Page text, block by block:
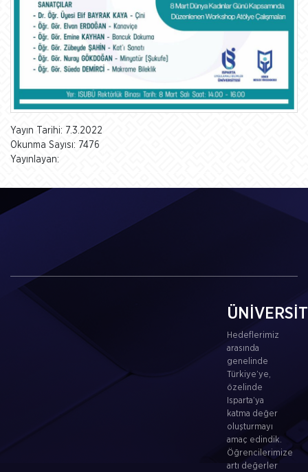
Yayın Tarihi: 7.3.2022
Okunma Sayısı: 7476
Yayınlayan:
Hedeflerimiz
arasında
genelinde
Türkiye’ye,
özelinde
Isparta’ya
katma değer
oluşturmayı
amaç edindik.
Öğrencilerimize
artı değerler